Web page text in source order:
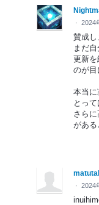
· 2024
賛成し
まだ
更新を
のが目
本当に
とって
さら
がある
· 2024